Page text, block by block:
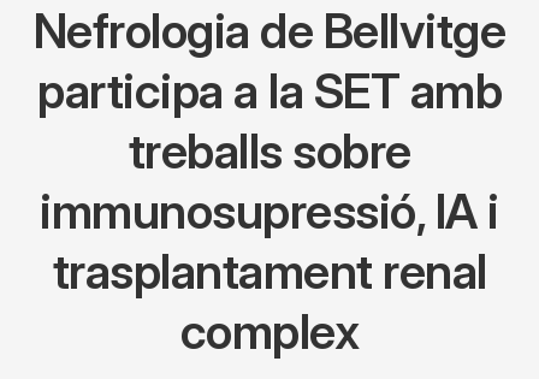
Nefrologia de Bellvitge
participa a la SET amb
treballs sobre
immunosupressió, IA i
trasplantament renal
complex